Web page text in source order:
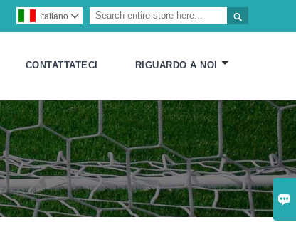


Italiano 
CONTATTATECI RIGUARDO A NOI